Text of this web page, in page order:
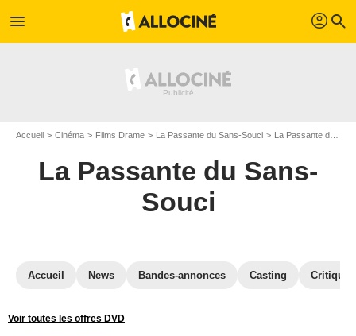
menu profil search
Accueil Cinéma Films Drame La Passante du Sans-Souci La Passante du Sans-Souci en DVD
La Passante du Sans-
Souci
Accueil News Bandes-annonces Casting
Voir toutes les offres DVD